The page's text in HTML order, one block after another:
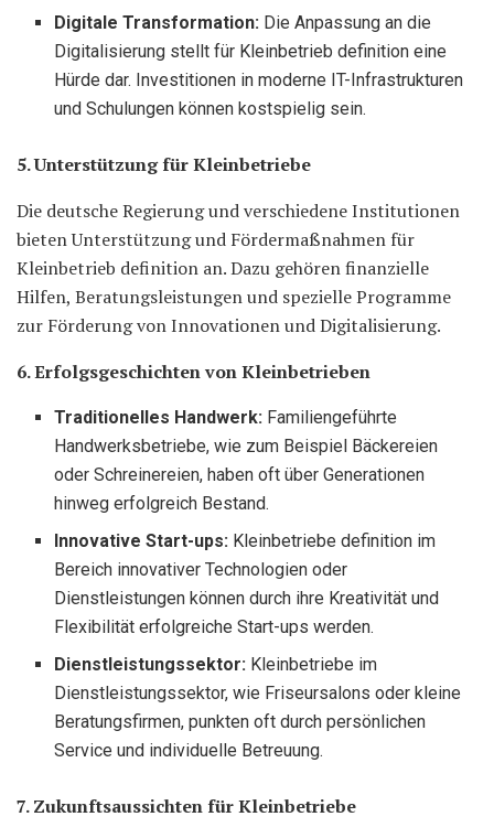
Digitale Transformation: Die Anpassung an die
Digitalisierung stellt für Kleinbetrieb definition eine
Hürde dar. Investitionen in moderne IT-Infrastrukturen
und Schulungen können kostspielig sein.
5. Unterstützung für Kleinbetriebe
Die deutsche Regierung und verschiedene Institutionen
bieten Unterstützung und Fördermaßnahmen für
Kleinbetrieb definition an. Dazu gehören finanzielle
Hilfen, Beratungsleistungen und spezielle Programme
zur Förderung von Innovationen und Digitalisierung.
6. Erfolgsgeschichten von Kleinbetrieben
Traditionelles Handwerk: Familiengeführte
Handwerksbetriebe, wie zum Beispiel Bäckereien
oder Schreinereien, haben oft über Generationen
hinweg erfolgreich Bestand.
Innovative Start-ups: Kleinbetriebe definition im
Bereich innovativer Technologien oder
Dienstleistungen können durch ihre Kreativität und
Flexibilität erfolgreiche Start-ups werden.
Dienstleistungssektor: Kleinbetriebe im
Dienstleistungssektor, wie Friseursalons oder kleine
Beratungsfirmen, punkten oft durch persönlichen
Service und individuelle Betreuung.
7. Zukunftsaussichten für Kleinbetriebe